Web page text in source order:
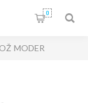
0
MODER